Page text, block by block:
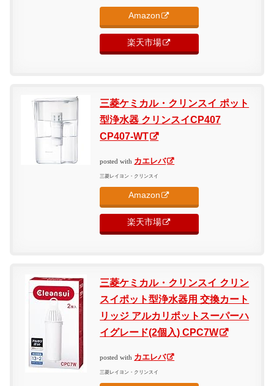
Amazon
楽天市場
三菱ケミカル・クリンスイ ポット
型浄水器 クリンスイCP407
CP407-WT
posted with カエレバ
三菱レイヨン・クリンスイ
Amazon
楽天市場
三菱ケミカル・クリンスイ クリン
スイポット型浄水器用 交換カート
リッジ アルカリポットスーパーハ
イグレード(2個入) CPC7W
posted with カエレバ
三菱レイヨン・クリンスイ